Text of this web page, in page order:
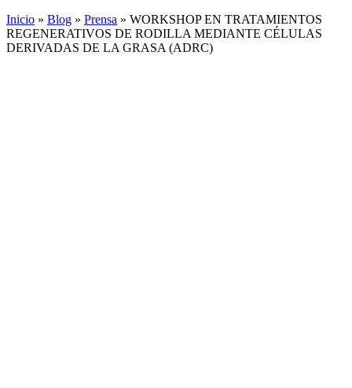
Inicio » Blog » Prensa » WORKSHOP EN TRATAMIENTOS
REGENERATIVOS DE RODILLA MEDIANTE CÉLULAS
DERIVADAS DE LA GRASA (ADRC)